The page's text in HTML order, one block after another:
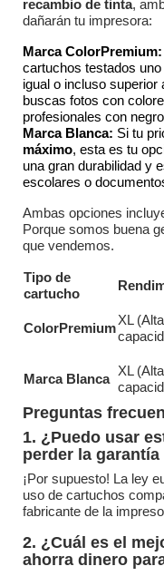
recambio de tinta,
dañarán tu impresora:
Marca ColorPremium:
cartuchos testados
igual o incluso superior
buscas fotos con
profesionales con
Marca Blanca: Si tu
máximo, esta es tu
una gran durabilidad y
escolares o
Ambas opciones
Porque somos buena
que vendemos.
Tipo de
cartucho
ColorPremium
XL (Alta
Marca Blanca
XL (Alta
Preguntas
1. ¿Puedo usar
perder la
¡Por supuesto! La ley
uso de cartuchos
fabricante de la
2. ¿Cuál es el
ahorra dinero